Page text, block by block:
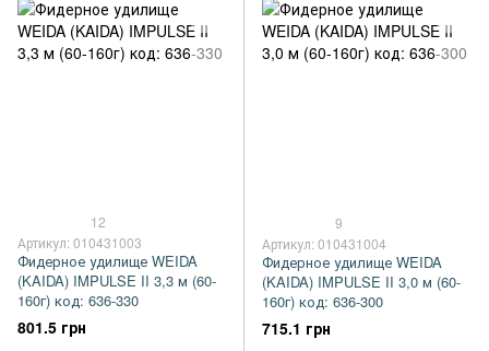
12
Артикул: 010431003
Фидерное удилище WEIDA
(KAIDA) IMPULSE II 3,3 м (60-
160г) код: 636-330
801.5 грн
9
Артикул: 010431004
Фидерное удилище WEIDA
(KAIDA) IMPULSE II 3,0 м (60-
160г) код: 636-300
715.1 грн